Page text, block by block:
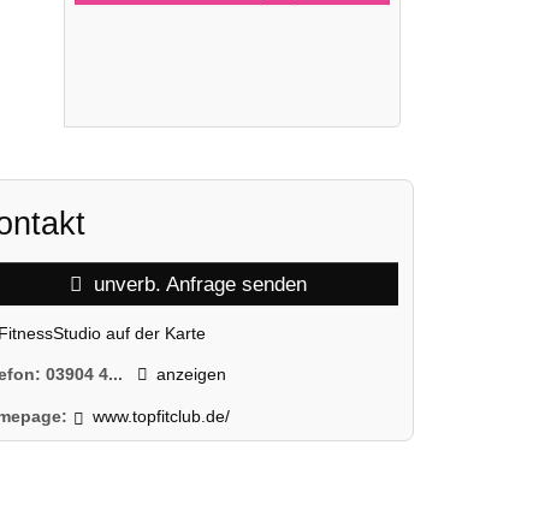
unverb. Anfrage senden
auf der Karte
03904 4... anzeigen
www.topfitclub.de/